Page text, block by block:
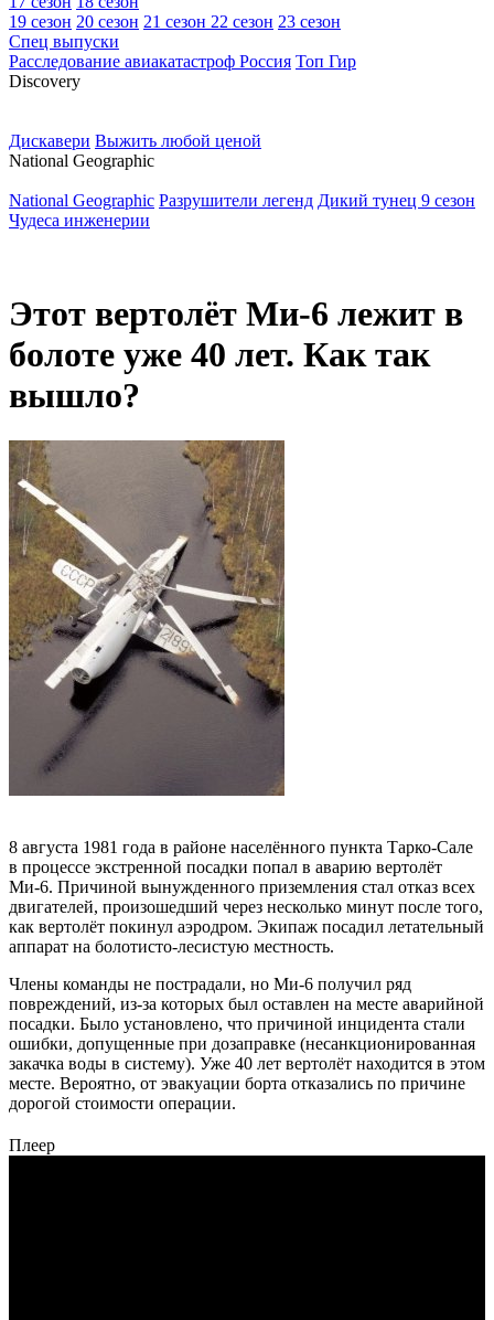
19 сезон 20 сезон 21 сезон 22 сезон 23 сезон
Спец выпуски
Расследование авиакатастроф Россия Топ Гир
Discovery
Дискавери Выжить любой ценой
National Geographic
National Geographic Разрушители легенд Дикий тунец 9 сезон
Чудеса инженерии
Этот вертолёт Ми-6 лежит в
болоте уже 40 лет. Как так
вышло?
8 августа 1981 года в районе населённого пункта Тарко-Сале
в процессе экстренной посадки попал в аварию вертолёт
Ми-6. Причиной вынужденного приземления стал отказ всех
двигателей, произошедший через несколько минут после того,
как вертолёт покинул аэродром. Экипаж посадил летательный
аппарат на болотисто-лесистую местность.
Члены команды не пострадали, но Ми-6 получил ряд
повреждений, из-за которых был оставлен на месте аварийной
посадки. Было установлено, что причиной инцидента стали
ошибки, допущенные при дозаправке (несанкционированная
закачка воды в систему). Уже 40 лет вертолёт находится в этом
месте. Вероятно, от эвакуации борта отказались по причине
дорогой стоимости операции.
Плеер